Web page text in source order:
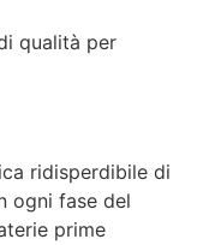
qualità per
ridisperdibile di
ogni fase del
prime